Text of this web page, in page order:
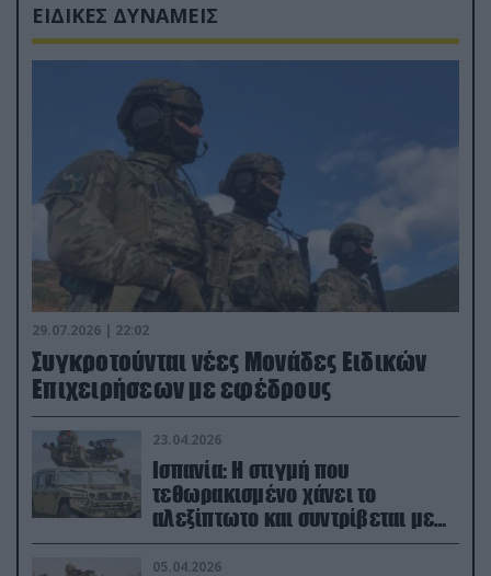
ΕΙΔΙΚΕΣ ΔΥΝΑΜΕΙΣ
29.07.2026 | 22:02
Συγκροτούνται νέες Μονάδες Ειδικών
Επιχειρήσεων με εφέδρους
23.04.2026
Ισπανία: Η στιγμή που
τεθωρακισμένο χάνει το
αλεξίπτωτο και συντρίβεται με
ορμή στο έδαφος (βίντεο)
05.04.2026